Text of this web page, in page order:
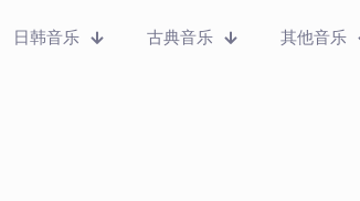
日韩音乐 古典音乐
其他音乐